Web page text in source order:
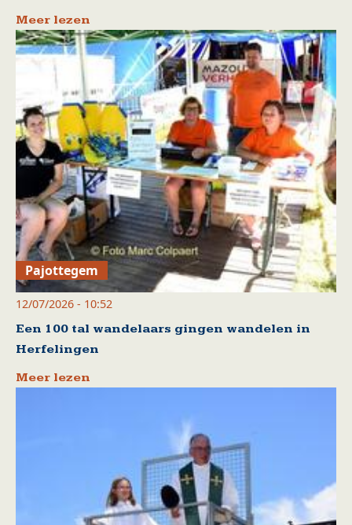
Meer lezen
Pajottegem
12/07/2026 - 10:52
Een 100 tal wandelaars gingen wandelen in
Herfelingen
Meer lezen